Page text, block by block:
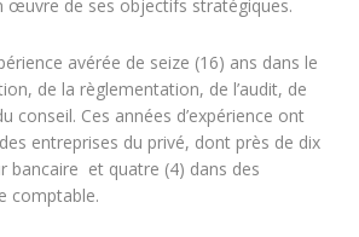
œuvre de ses objectifs stratégiques.
avérée de seize (16) ans dans le
de la règlementation, de l’audit, de
conseil. Ces années d’expérience ont
entreprises du privé, dont près de dix
bancaire et quatre (4) dans des
comptable.